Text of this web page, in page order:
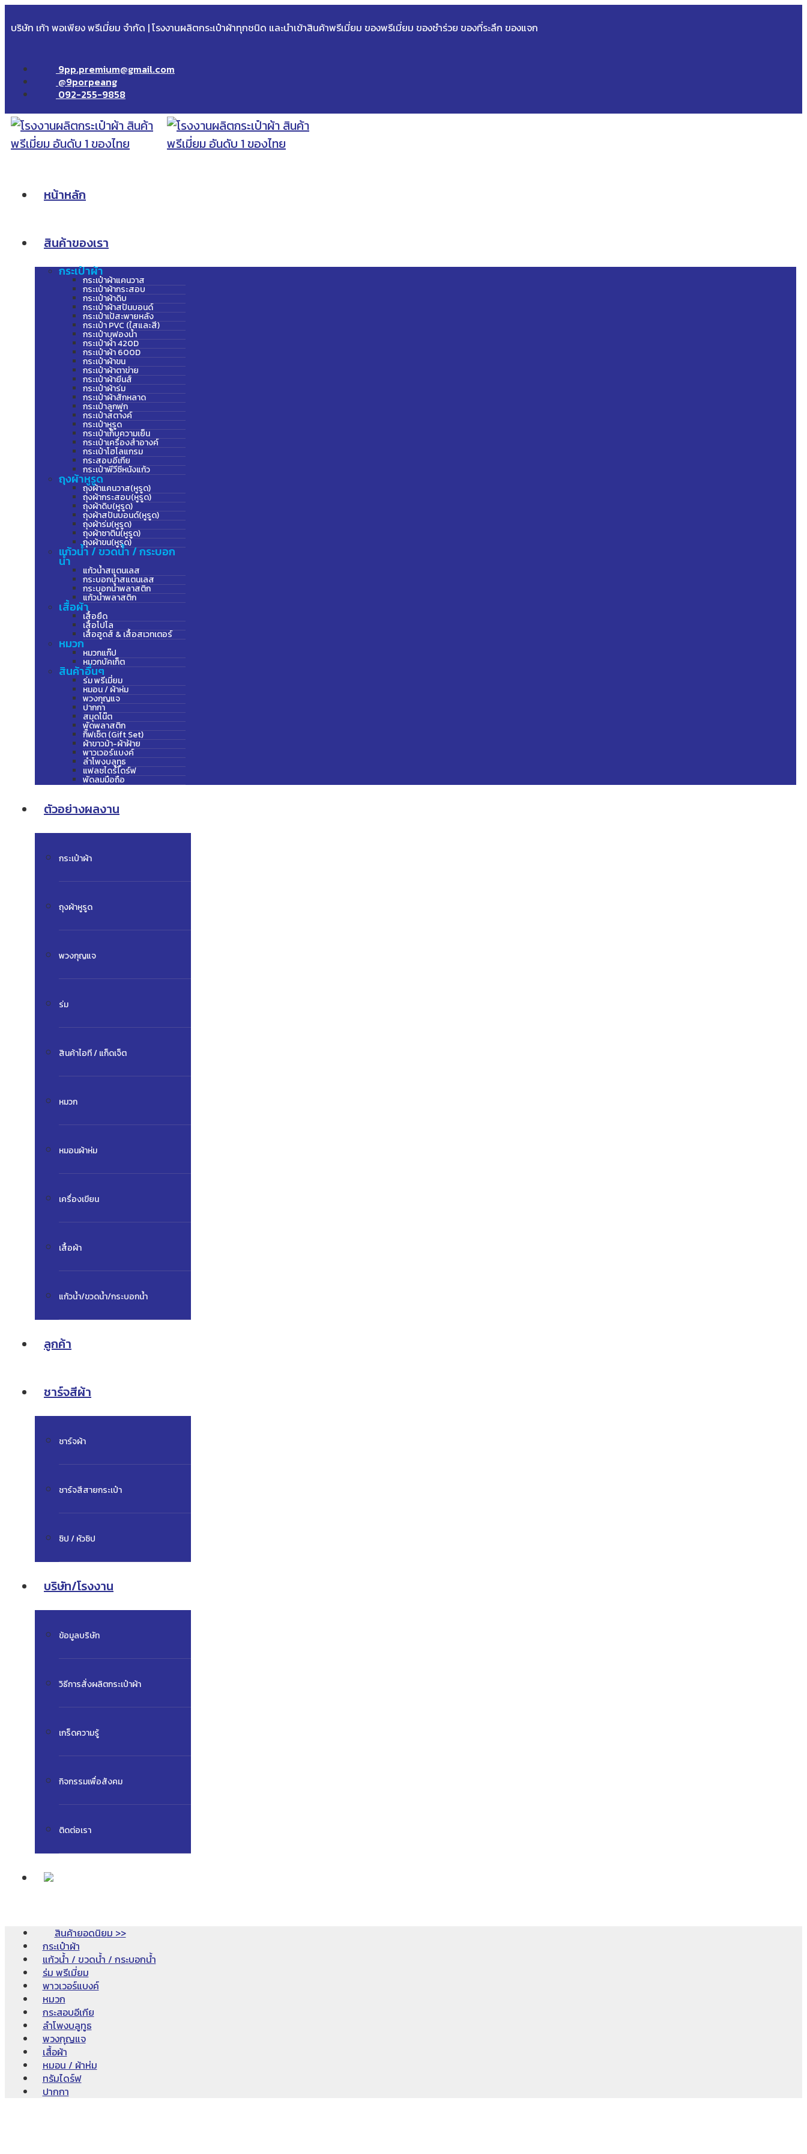
บริษัท เก้า พอเพียง พรีเมี่ยม จำกัด | โรงงานผลิตกระเป๋าผ้าทุกชนิด และนำเข้าสินค้าพรีเมี่ยม ของพรีเมี่ยม ของชำร่วย ของที่ระลึก ของแจก
9pp.premium@gmail.com
@9porpeang
092-255-9858
หน้าหลัก
สินค้าของเรา
กระเป๋าผ้า
กระเป๋าผ้าแคนวาส
กระเป๋าผ้ากระสอบ
กระเป๋าผ้าดิบ
กระเป๋าผ้าสปันบอนด์
กระเป๋าเป้สะพายหลัง
กระเป๋า PVC (ใสและสี)
กระเป๋าบุฟองน้ำ
กระเป๋าผ้า 420D
กระเป๋าผ้า 600D
กระเป๋าผ้าขน
กระเป๋าผ้าตาข่าย
กระเป๋าผ้ายีนส์
กระเป๋าผ้าร่ม
กระเป๋าผ้าสักหลาด
กระเป๋าลูกฟูก
กระเป๋าสตางค์
กระเป๋าหูรูด
กระเป๋าเก็บความเย็น
กระเป๋าเครื่องสำอางค์
กระเป๋าโฮโลแกรม
กระสอบอีเกีย
กระเป๋าพีวีซีหนังแก้ว
ถุงผ้าหูรูด
ถุงผ้าแคนวาส(หูรูด)
ถุงผ้ากระสอบ(หูรูด)
ถุงผ้าดิบ(หูรูด)
ถุงผ้าสปันบอนด์(หูรูด)
ถุงผ้าร่ม(หูรูด)
ถุงผ้าซาติน(หูรูด)
ถุงผ้าขน(หูรูด)
แก้วน้ำ / ขวดน้ำ / กระบอก
น้ำ
แก้วน้ำสแตนเลส
กระบอกน้ำสแตนเลส
กระบอกน้ำพลาสติก
แก้วน้ำพลาสติก
เสื้อผ้า
เสื้อยืด
เสื้อโปโล
เสื้อฮูดส์ & เสื้อสเวทเตอร์
หมวก
หมวกแก๊ป
หมวกบัคเก็ต
สินค้าอื่นๆ
ร่ม พรีเมี่ยม
หมอน / ผ้าห่ม
พวงกุญแจ
ปากกา
สมุดโน๊ต
พัดพลาสติก
กิ๊ฟเซ็ต (Gift Set)
ผ้าขาวม้า-ผ้าฝ้าย
พาวเวอร์แบงค์
ลำโพงบลูทูธ
แฟลชไดร์ไดร์ฟ
พัดลมมือถือ
ตัวอย่างผลงาน
กระเป๋าผ้า
ถุงผ้าหูรูด
พวงกุญแจ
ร่ม
สินค้าไอที / แก็ดเจ็ต
หมวก
หมอนผ้าห่ม
เครื่องเขียน
เสื้อผ้า
แก้วน้ำ/ขวดน้ำ/กระบอกน้ำ
ลูกค้า
ชาร์จสีผ้า
ชาร์จผ้า
ชาร์จสีสายกระเป๋า
ซิป / หัวซิป
บริษัท/โรงงาน
ข้อมูลบริษัท
วิธีการสั่งผลิตกระเป๋าผ้า
เกร็ดความรู้
กิจกรรมเพื่อสังคม
ติดต่อเรา
สินค้ายอดนิยม >>
กระเป๋าผ้า
แก้วน้ำ / ขวดน้ำ / กระบอกน้ำ
ร่ม พรีเมี่ยม
พาวเวอร์แบงค์
หมวก
กระสอบอีเกีย
ลำโพงบลูทูธ
พวงกุญแจ
เสื้อผ้า
หมอน / ผ้าห่ม
ทรัมไดร์ฟ
ปากกา